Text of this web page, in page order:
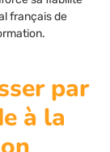
français de
par
à la